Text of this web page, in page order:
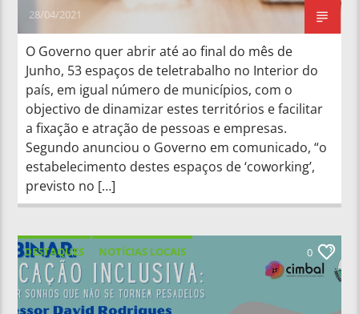
28/04/2021
O Governo quer abrir até ao final do mês de
Junho, 53 espaços de teletrabalho no Interior do
país, em igual número de municípios, com o
objectivo de dinamizar estes territórios e facilitar
a fixação e atração de pessoas e empresas.
Segundo anunciou o Governo em comunicado, “o
estabelecimento destes espaços de ‘coworking’,
previsto no […]
DESTAQUES
NOTÍCIAS LOCAIS
NOTÍCIAS NACIONAIS
0